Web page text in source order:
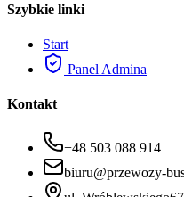
Szybkie linki
Start
Panel Admina
Kontakt
+48 503 088 914
biuru@przewozy-